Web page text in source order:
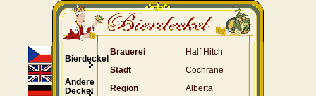
Brauerei
Half Hitch
Stadt
Cochrane
Region
Alberta
Bierdeckel
Andere
Deckel